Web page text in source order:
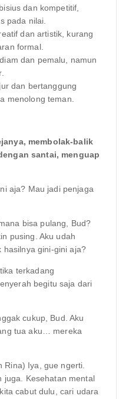
dan kompetitif,
pada nilai.
dan artistik, kurang
formal.
dan pemalu, namun
dan bertanggung
menolong teman.
membolak-balik
santai, menguap
aja? Mau jadi penjaga
bisa pulang, Bud?
pusing. Aku udah
hasilnya gini-gini aja?
terkadang
begitu saja dari
cukup, Bud. Aku
tua aku… mereka
Rina) Iya, gue ngerti.
juga. Kesehatan mental
cabut dulu, cari udara